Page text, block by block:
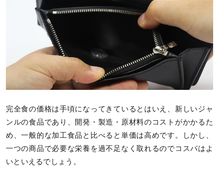
完全食の価格は手頃になってきているとはいえ、新しいジャ
ンルの食品であり、開発・製造・原材料のコストがかかるた
め、一般的な加工食品と比べると単価は高めです。しかし、
一つの商品で必要な栄養を過不足なく取れるのでコスパはよ
いといえるでしょう。